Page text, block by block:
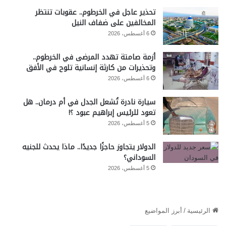
تحذير عاجل في الخرطوم.. عقوبات تنتظر
المخالفين على ضفاف النيل
6 أغسطس، 2026
أزمة صامتة تهدد المرضى في الخرطوم..
وتحذيرات من كارثة إنسانية تلوح في الأفق
6 أغسطس، 2026
سيارة نادرة تُشعل الجدل في أم درمان.. هل
تعود للرئيس إبراهيم عبود ؟!
5 أغسطس، 2026
الدولار يتجاوز حاجزًا جديدًا.. ماذا يحدث للجنيه
السوداني؟
5 أغسطس، 2026